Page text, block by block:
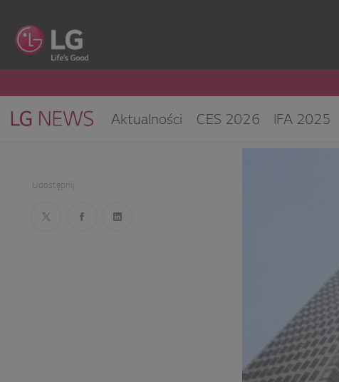
Aktualności CES 2026 IFA 2025
Klimatyzacja i pompy ciepła
Sprzęt IT
Udostępnij